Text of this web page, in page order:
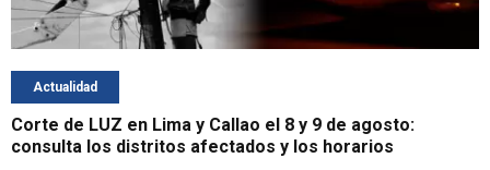
Actualidad
Corte de LUZ en Lima y Callao el 8 y 9 de agosto:
consulta los distritos afectados y los horarios